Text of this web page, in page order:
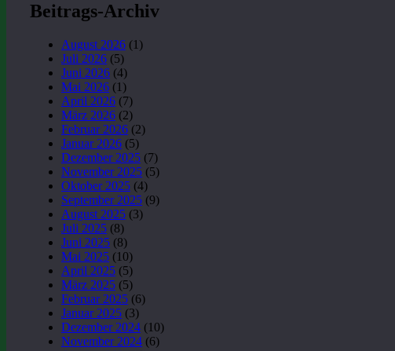
Beitrags-Archiv
August 2026 (1)
Juli 2026 (5)
Juni 2026 (4)
Mai 2026 (1)
April 2026 (7)
März 2026 (2)
Februar 2026 (2)
Januar 2026 (5)
Dezember 2025 (7)
November 2025 (5)
Oktober 2025 (4)
September 2025 (9)
August 2025 (3)
Juli 2025 (8)
Juni 2025 (8)
Mai 2025 (10)
April 2025 (5)
März 2025 (5)
Februar 2025 (6)
Januar 2025 (3)
Dezember 2024 (10)
November 2024 (6)